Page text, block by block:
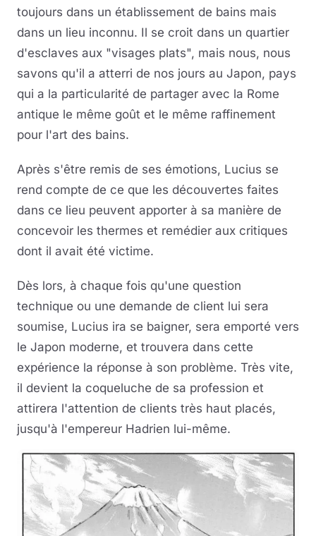
toujours dans un établissement de bains mais
dans un lieu inconnu. Il se croit dans un quartier
d'esclaves aux "visages plats", mais nous, nous
savons qu'il a atterri de nos jours au Japon, pays
qui a la particularité de partager avec la Rome
antique le même goût et le même raffinement
pour l'art des bains.
Après s'être remis de ses émotions, Lucius se
rend compte de ce que les découvertes faites
dans ce lieu peuvent apporter à sa manière de
concevoir les thermes et remédier aux critiques
dont il avait été victime.
Dès lors, à chaque fois qu'une question
technique ou une demande de client lui sera
soumise, Lucius ira se baigner, sera emporté vers
le Japon moderne, et trouvera dans cette
expérience la réponse à son problème. Très vite,
il devient la coqueluche de sa profession et
attirera l'attention de clients très haut placés,
jusqu'à l'empereur Hadrien lui-même.